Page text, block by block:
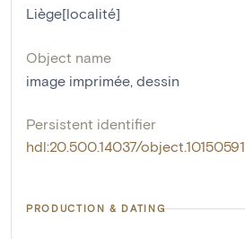
Liège[localité]
Object name
image imprimée, dessin
Persistent identifier
hdl:20.500.14037/object.10150591
PRODUCTION & DATING